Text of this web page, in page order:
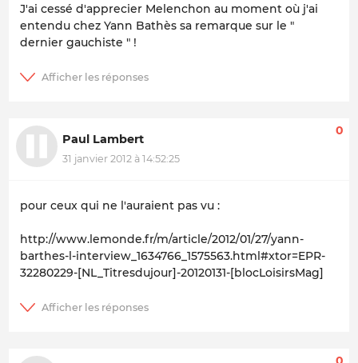
J'ai cessé d'apprecier Melenchon au moment où j'ai
entendu chez Yann Bathès sa remarque sur le "
dernier gauchiste " !
Paul Lambert
31 janvier 2012 à 14:52:25
0
pour ceux qui ne l'auraient pas vu :
http://www.lemonde.fr/m/article/2012/01/27/yann-
barthes-l-interview_1634766_1575563.html#xtor=EPR-
32280229-[NL_Titresdujour]-20120131-[blocLoisirsMag]